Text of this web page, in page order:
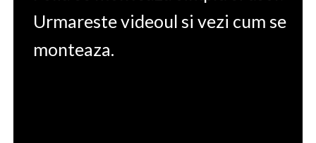
Urmareste videoul si vezi cum se
monteaza.